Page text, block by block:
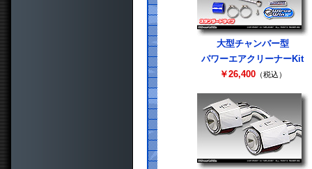
大型チャンバー型
パワーエアクリーナーKit
￥26,400（税込）